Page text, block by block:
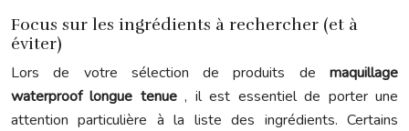
Focus sur les ingrédients à rechercher (et à
éviter)
Lors de votre sélection de produits de maquillage
waterproof longue tenue, il est essentiel de porter une
attention particulière à la liste des ingrédients. Certains